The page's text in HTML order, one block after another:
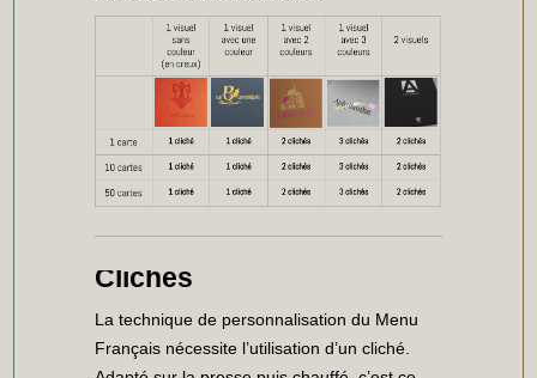
Clichés
La technique de personnalisation du Menu
Français nécessite l’utilisation d’un cliché.